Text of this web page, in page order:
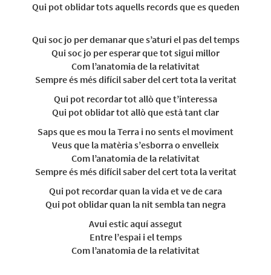
Qui pot oblidar tots aquells records que es queden
Qui soc jo per demanar que s’aturi el pas del temps
Qui soc jo per esperar que tot sigui millor
Com l’anatomia de la relativitat
Sempre és més difícil saber del cert tota la veritat
Qui pot recordar tot allò que t’interessa
Qui pot oblidar tot allò que està tant clar
Saps que es mou la Terra i no sents el moviment
Veus que la matèria s’esborra o envelleix
Com l’anatomia de la relativitat
Sempre és més difícil saber del cert tota la veritat
Qui pot recordar quan la vida et ve de cara
Qui pot oblidar quan la nit sembla tan negra
Avui estic aquí assegut
Entre l’espai i el temps
Com l’anatomia de la relativitat